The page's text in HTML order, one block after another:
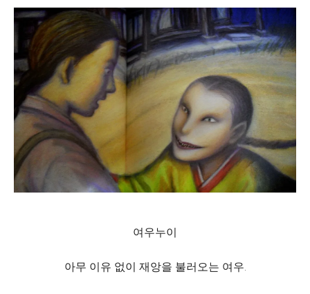
여우누이
아무 이유 없이 재앙을 불러오는 여우.